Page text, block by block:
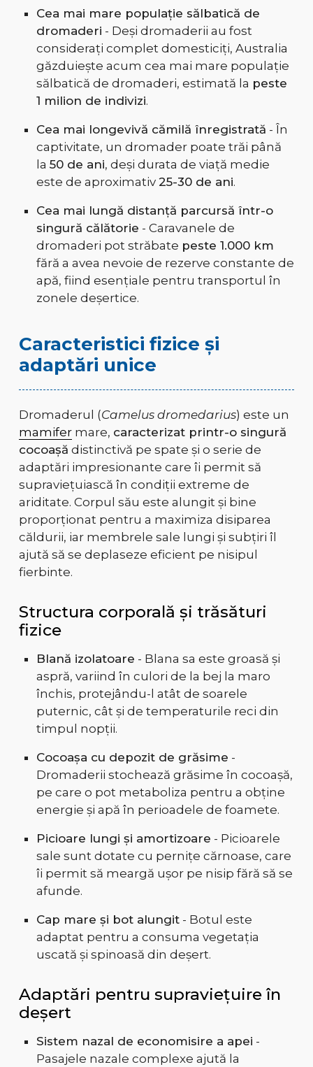
Cea mai mare populație sălbatică de
dromaderi - Deși dromaderii au fost
considerați complet domesticiți, Australia
găzduiește acum cea mai mare populație
sălbatică de dromaderi, estimată la peste
1 milion de indivizi.
Cea mai longevivă cămilă înregistrată - În
captivitate, un dromader poate trăi până
la 50 de ani, deși durata de viață medie
este de aproximativ 25-30 de ani.
Cea mai lungă distanță parcursă într-o
singură călătorie - Caravanele de
dromaderi pot străbate peste 1.000 km
fără a avea nevoie de rezerve constante de
apă, fiind esențiale pentru transportul în
zonele deșertice.
Caracteristici fizice și
adaptări unice
Dromaderul (Camelus dromedarius) este un
mamifermare, caracterizat printr-o singură
cocoașă distinctivă pe spate și o serie de
adaptări impresionante care îi permit să
supraviețuiască în condiții extreme de
ariditate. Corpul său este alungit și bine
proporționat pentru a maximiza disiparea
căldurii, iar membrele sale lungi și subțiri îl
ajută să se deplaseze eficient pe nisipul
fierbinte.
Structura corporală și trăsături
fizice
Blană izolatoare - Blana sa este groasă și
aspră, variind în culori de la bej la maro
închis, protejându-l atât de soarele
puternic, cât și de temperaturile reci din
timpul nopții.
Cocoașa cu depozit de grăsime -
Dromaderii stochează grăsime în cocoașă,
pe care o pot metaboliza pentru a obține
energie și apă în perioadele de foamete.
Picioare lungi și amortizoare - Picioarele
sale sunt dotate cu pernițe cărnoase, care
îi permit să meargă ușor pe nisip fără să se
afunde.
Cap mare și bot alungit- Botul este
adaptat pentru a consuma vegetația
uscată și spinoasă din deșert.
Adaptări pentru supraviețuire în
deșert
Sistem nazal de economisire a apei -
Pasajele nazale complexe ajută la